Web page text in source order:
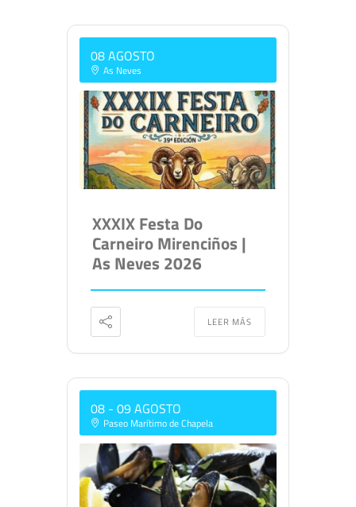
08 AGOSTO
As Neves
XXXIX Festa Do
Carneiro Mirenciños |
As Neves 2026
LEER MÁS
08 - 09 AGOSTO
Paseo Marítimo de Chapela